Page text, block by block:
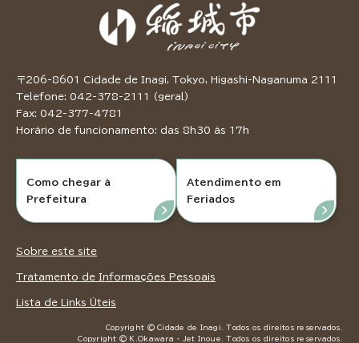
〒206-8601 Cidade de Inagi, Tokyo, Higashi-Naganuma 2111
Telefone: 042-378-2111 (geral)
Fax: 042-377-4781
Horário de funcionamento: das 8h30 às 17h
Como chegar à
Prefeitura
Atendimento em
Feriados
Sobre este site
Tratamento de Informações Pessoais
Lista de Links Úteis
Copyright © Cidade de Inagi. Todos os direitos reservados.
Copyright © K.Okawara ・ Jet Inoue. Todos os direitos reservados.